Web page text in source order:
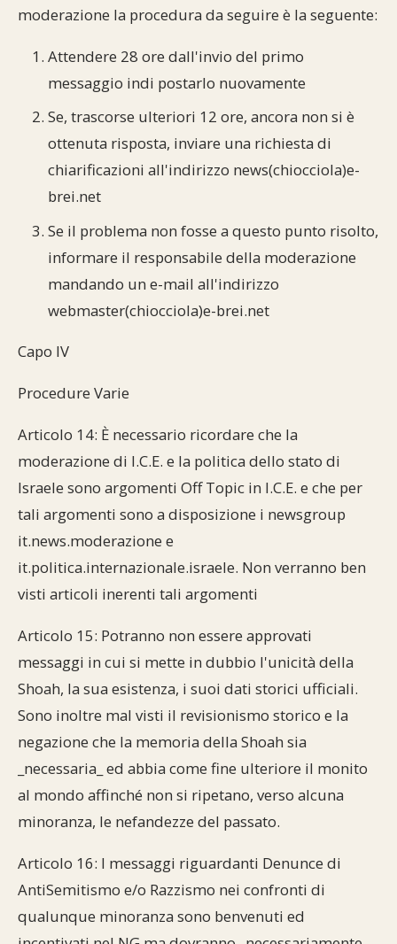
moderazione la procedura da seguire è la seguente:
Attendere 28 ore dall'invio del primo
messaggio indi postarlo nuovamente
Se, trascorse ulteriori 12 ore, ancora non si è
ottenuta risposta, inviare una richiesta di
chiarificazioni all'indirizzo news(chiocciola)e-
brei.net
Se il problema non fosse a questo punto risolto,
informare il responsabile della moderazione
mandando un e-mail all'indirizzo
webmaster(chiocciola)e-brei.net
Capo IV
Procedure Varie
Articolo 14: È necessario ricordare che la
moderazione di I.C.E. e la politica dello stato di
Israele sono argomenti Off Topic in I.C.E. e che per
tali argomenti sono a disposizione i newsgroup
it.news.moderazione e
it.politica.internazionale.israele. Non verranno ben
visti articoli inerenti tali argomenti
Articolo 15: Potranno non essere approvati
messaggi in cui si mette in dubbio l'unicità della
Shoah, la sua esistenza, i suoi dati storici ufficiali.
Sono inoltre mal visti il revisionismo storico e la
negazione che la memoria della Shoah sia
_necessaria_ ed abbia come fine ulteriore il monito
al mondo affinché non si ripetano, verso alcuna
minoranza, le nefandezze del passato.
Articolo 16: I messaggi riguardanti Denunce di
AntiSemitismo e/o Razzismo nei confronti di
qualunque minoranza sono benvenuti ed